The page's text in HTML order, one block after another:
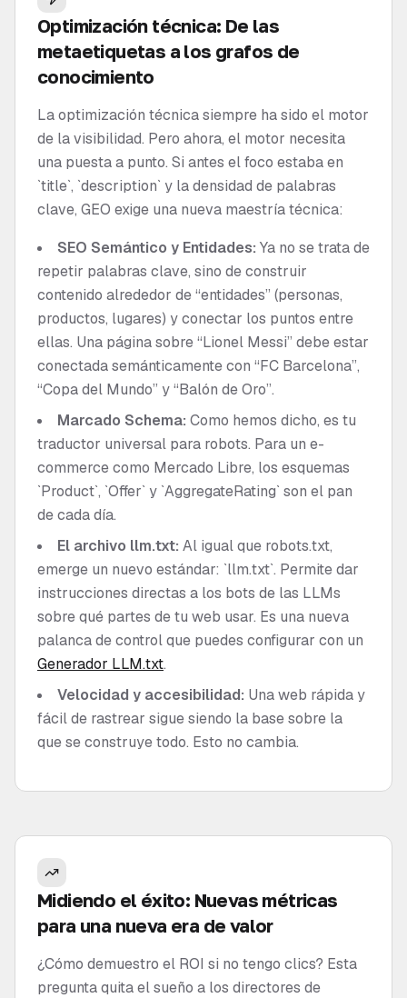
Optimización técnica: De las
metaetiquetas a los grafos de
conocimiento
La optimización técnica siempre ha sido el motor
de la visibilidad. Pero ahora, el motor necesita
una puesta a punto. Si antes el foco estaba en
`title`, `description` y la densidad de palabras
clave, GEO exige una nueva maestría técnica:
SEO Semántico y Entidades: Ya no se trata de
repetir palabras clave, sino de construir
contenido alrededor de “entidades” (personas,
productos, lugares) y conectar los puntos entre
ellas. Una página sobre “Lionel Messi” debe estar
conectada semánticamente con “FC Barcelona”,
“Copa del Mundo” y “Balón de Oro”.
Marcado Schema: Como hemos dicho, es tu
traductor universal para robots. Para un e-
commerce como Mercado Libre, los esquemas
`Product`, `Offer` y `AggregateRating` son el pan
de cada día.
El archivo llm.txt: Al igual que robots.txt,
emerge un nuevo estándar: `llm.txt`. Permite dar
instrucciones directas a los bots de las LLMs
sobre qué partes de tu web usar. Es una nueva
palanca de control que puedes configurar con un
Generador LLM.txt.
Velocidad y accesibilidad: Una web rápida y
fácil de rastrear sigue siendo la base sobre la
que se construye todo. Esto no cambia.
Midiendo el éxito: Nuevas métricas
para una nueva era de valor
¿Cómo demuestro el ROI si no tengo clics? Esta
pregunta quita el sueño a los directores de